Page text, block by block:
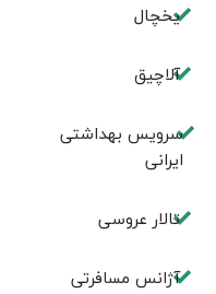
یخچال
آلاچیق
سرویس بهداشتی
ایرانی
تالار عروسی
آژانس مسافرتی